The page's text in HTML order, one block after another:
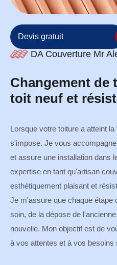
Devis gratuit
DA Couverture Mr
Changement de
toit neuf et
Lorsque votre toiture a atteint
s'impose. Je vous
et assure une installation dans
expertise en tant qu'artisan
esthétiquement plaisant et
Je m'assure que chaque étape
soin, de la dépose de
nouvelle. Mon objectif est de
à vos attentes et à vos besoins